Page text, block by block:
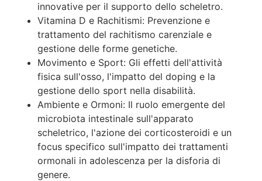
innovative per il supporto dello scheletro.
Vitamina D e Rachitismi: Prevenzione e
trattamento del rachitismo carenziale e
gestione delle forme genetiche.
Movimento e Sport: Gli effetti dell'attività
fisica sull'osso, l'impatto del doping e la
gestione dello sport nella disabilità.
Ambiente e Ormoni: Il ruolo emergente del
microbiota intestinale sull'apparato
scheletrico, l'azione dei corticosteroidi e un
focus specifico sull'impatto dei trattamenti
ormonali in adolescenza per la disforia di
genere.